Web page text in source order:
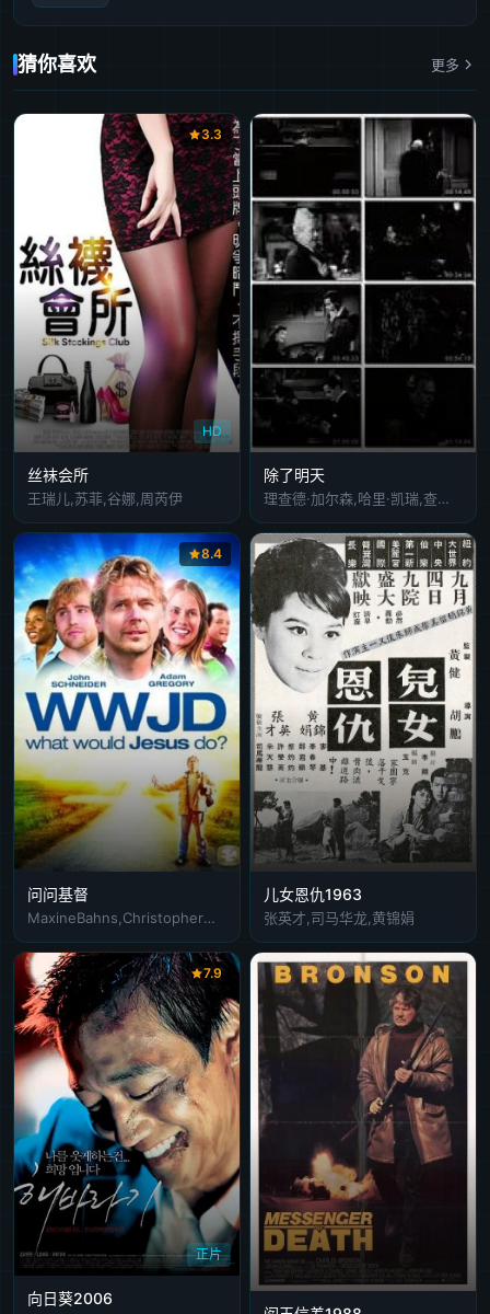
猜你喜欢 更多
HD
3.3
丝袜会所
王瑞儿,苏菲,谷娜,周芮伊
除了明天
理查德·加尔森,哈里·凯瑞,查尔斯·温宁格,玛丽亚·彭斯卡娅
8.4
问问基督
MaxineBahns,ChristopherMaleki
儿女恩仇1963
张英才,司马华龙,黄锦娟
正片
7.9
向日葵2006